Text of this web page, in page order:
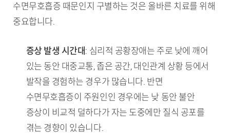
수면무호흡증 때문인지 구별하는 것은 올바른 치료를 위해
중요합니다.
증상 발생 시간대: 심리적 공황장애는 주로 낮에 깨어
있는 동안 대중교통, 좁은 공간, 대인관계 상황 등에서
발작을 경험하는 경우가 많습니다. 반면
수면무호흡증이 주원인인 경우에는 낮 동안 불안
증상이 비교적 덜하다가 자는 도중에만 질식 공포를
겪는 경향이 있습니다.